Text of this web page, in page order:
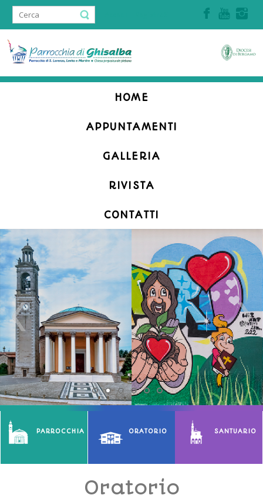
HOME
APPUNTAMENTI
GALLERIA
RIVISTA
CONTATTI
PARROCCHIA ORATORIO SANTUARIO
Oratorio